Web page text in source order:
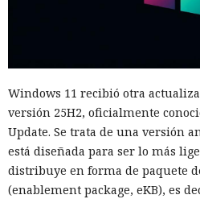
Windows 11 recibió otra
versión 25H2, oficialmente
Update. Se trata de una versión
está diseñada para ser lo más
distribuye en forma de paquete
(enablement package, eKB), es